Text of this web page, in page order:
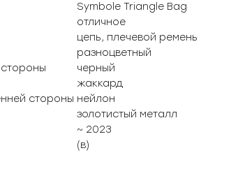
Symbole Triangle Bag
отличное
цепь, плечевой ремень
разноцветный
черный
жаккард
стороны нейлон
золотистый металл
~ 2023
(в)